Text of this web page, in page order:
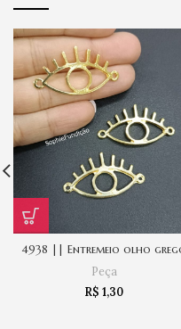
4938 || Entremeio olho
Peça
R$ 1,30